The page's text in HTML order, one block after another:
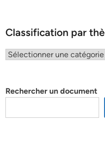
Classification par
Classification
Rechercher un document